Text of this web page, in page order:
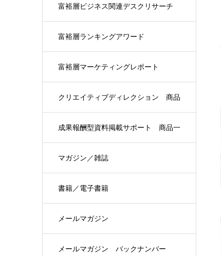
供 商品一覧
富裕層ビジネス関連デスクリサーチ
商品一覧
富裕層ランキングアワード
富裕層マーケティングレポート
クリエイティブディレクション 商品
一覧
成果報酬型資料掲載サポート 商品一
覧
マガジン／雑誌
書籍／電子書籍
メールマガジン
メールマガジン バックナンバー